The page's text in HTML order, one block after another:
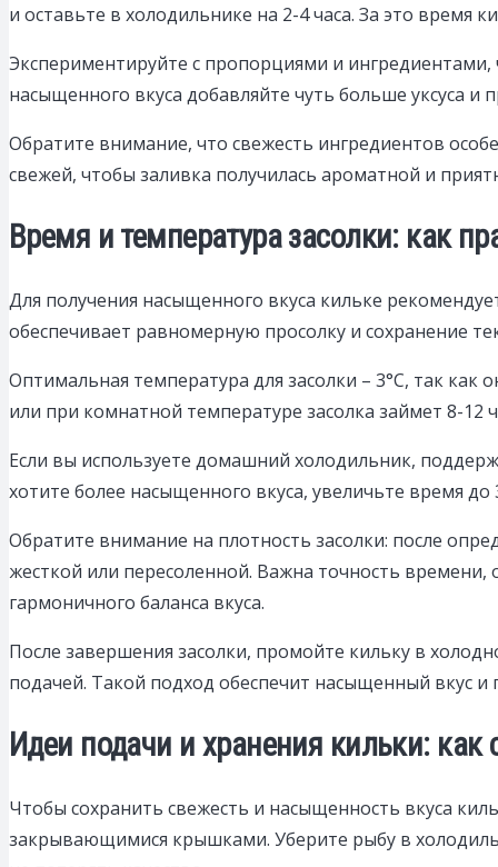
и оставьте в холодильнике на 2-4 часа. За это время
Экспериментируйте с пропорциями и
насыщенного вкуса добавляйте чуть больше уксуса и
Обратите внимание, что свежесть ингредиентов
свежей, чтобы заливка получилась ароматной и
Время и температура засолки: как
Для получения насыщенного вкуса кильке
обеспечивает равномерную просолку и сохранение
Оптимальная температура для засолки – 3°C, так
или при комнатной температуре засолка займет 8-
Если вы используете домашний холодильник,
хотите более насыщенного вкуса, увеличьте время
Обратите внимание на плотность засолки: после
жесткой или пересоленной. Важна точность
гармоничного баланса вкуса.
После завершения засолки, промойте кильку в
подачей. Такой подход обеспечит насыщенный вкус и
Идеи подачи и хранения кильки: как
Чтобы сохранить свежесть и насыщенность вкуса
закрывающимися крышками. Уберите рыбу в